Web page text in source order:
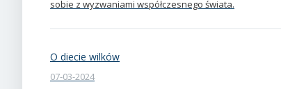
sobie z wyzwaniami współczesnego świata.
O diecie wilków
07-03-2024